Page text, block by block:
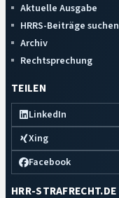
Aktuelle Ausgabe
HRRS-Beiträge suchen
Archiv
Rechtsprechung
TEILEN
LinkedIn
Xing
Facebook
HRR-STRAFRECHT.DE